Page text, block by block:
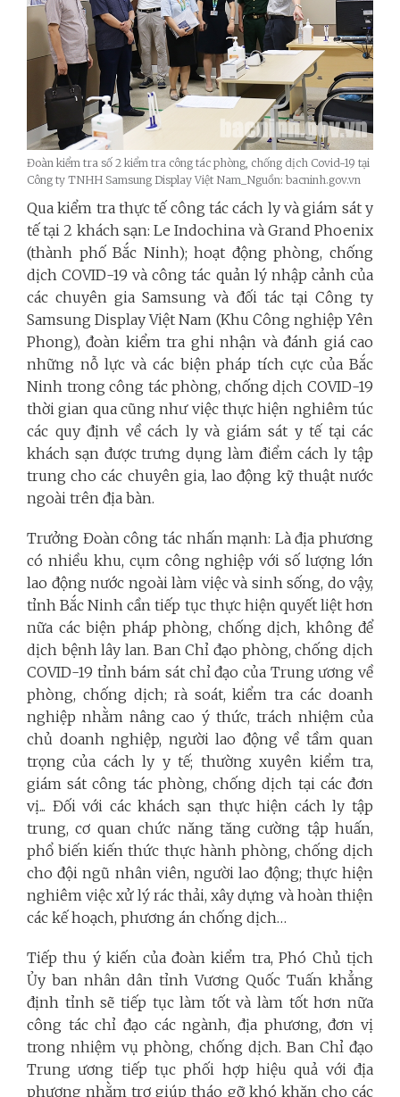
Đoàn kiểm tra số 2 kiểm tra công tác phòng, chống dịch Covid-19 tại
Công ty TNHH Samsung Display Việt Nam_Nguồn: bacninh.gov.vn
Qua kiểm tra thực tế công tác cách ly và giám sát y
tế tại 2 khách sạn: Le Indochina và Grand Phoenix
(thành phố Bắc Ninh); hoạt động phòng, chống
dịch COVID-19 và công tác quản lý nhập cảnh của
các chuyên gia Samsung và đối tác tại Công ty
Samsung Display Việt Nam (Khu Công nghiệp Yên
Phong), đoàn kiểm tra ghi nhận và đánh giá cao
những nỗ lực và các biện pháp tích cực của Bắc
Ninh trong công tác phòng, chống dịch COVID-19
thời gian qua cũng như việc thực hiện nghiêm túc
các quy định về cách ly và giám sát y tế tại các
khách sạn được trưng dụng làm điểm cách ly tập
trung cho các chuyên gia, lao động kỹ thuật nước
ngoài trên địa bàn.
Trưởng Đoàn công tác nhấn mạnh: Là địa phương
có nhiều khu, cụm công nghiệp với số lượng lớn
lao động nước ngoài làm việc và sinh sống, do vậy,
tỉnh Bắc Ninh cần tiếp tục thực hiện quyết liệt hơn
nữa các biện pháp phòng, chống dịch, không để
dịch bệnh lây lan. Ban Chỉ đạo phòng, chống dịch
COVID-19 tỉnh bám sát chỉ đạo của Trung ương về
phòng, chống dịch; rà soát, kiểm tra các doanh
nghiệp nhằm nâng cao ý thức, trách nhiệm của
chủ doanh nghiệp, người lao động về tầm quan
trọng của cách ly y tế; thường xuyên kiểm tra,
giám sát công tác phòng, chống dịch tại các đơn
vị... Đối với các khách sạn thực hiện cách ly tập
trung, cơ quan chức năng tăng cường tập huấn,
phổ biến kiến thức thực hành phòng, chống dịch
cho đội ngũ nhân viên, người lao động; thực hiện
nghiêm việc xử lý rác thải, xây dựng và hoàn thiện
các kế hoạch, phương án chống dịch…
Tiếp thu ý kiến của đoàn kiểm tra, Phó Chủ tịch
Ủy ban nhân dân tỉnh Vương Quốc Tuấn khẳng
định tỉnh sẽ tiếp tục làm tốt và làm tốt hơn nữa
công tác chỉ đạo các ngành, địa phương, đơn vị
trong nhiệm vụ phòng, chống dịch. Ban Chỉ đạo
Trung ương tiếp tục phối hợp hiệu quả với địa
phương nhằm trợ giúp tháo gỡ khó khăn cho các